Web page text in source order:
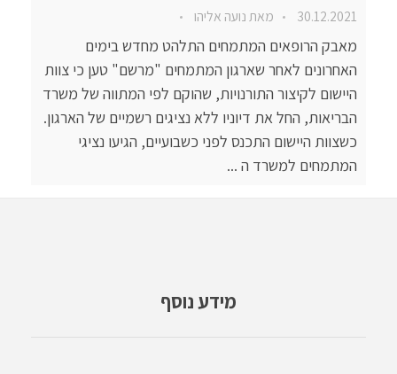
30.12.2021 מאתנועה אליהו
מאבק הרופאים המתמחים התלהט מחדש בימים
האחרונים לאחר שארגון המתמחים "מרשם" טען כי צוות
היישום לקיצור התורנויות, שהוקם לפי המתווה של משרד
הבריאות, החל את דיוניו ללא נציגים רשמיים של הארגון.
כשצוות היישום התכנס לפני כשבועיים, הגיעו נציגי
המתמחים למשרד ה ...
מידע נוסף